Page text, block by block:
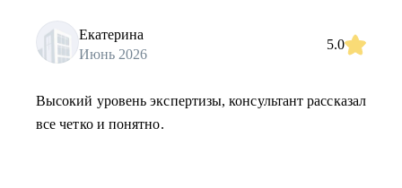
Екатерина
Июнь 2026
5.0
Высокий уровень экспертизы, консультант рассказал
все четко и понятно.